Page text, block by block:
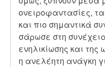
ονειροφαντασίες,
και πιο σημαντικά
σάρωσε στη
ενηλικίωσης και
η ανελέητη ανάγκη